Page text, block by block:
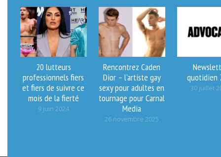
20 lutteurs
professionnels fiers
et fiers de suivre ce
mois de la fierté
9 juin 2024
Rencontrez Caden
Dior – l'artiste gay
sexy pour adultes en
tournage pour Carnal
Media
26 novembre 2025
quotidien
30 juillet